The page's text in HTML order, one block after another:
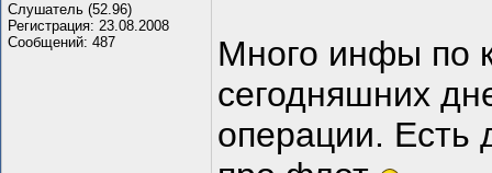
Слушатель (52.96)
Регистрация: 23.08.2008
Сообщений: 487
Много инфы по
сегодняшних
операции. Есть